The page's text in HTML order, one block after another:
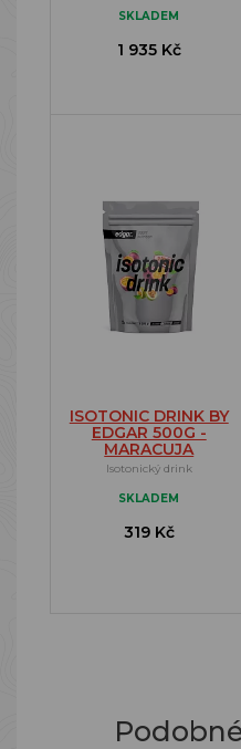
SKLADEM
1 935 Kč
ISOTONIC DRINK BY
EDGAR 500G -
MARACUJA
Isotonický drink
SKLADEM
319 Kč